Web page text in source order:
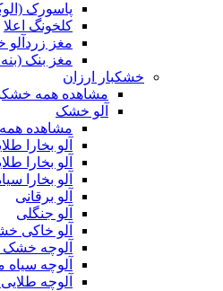
پاسورک
کلخونگ اعلا
مغز
مغز بنک
خشکبار ارزان
مشاهده همه
آلو خشک
مشاهده
آلو بخارا
آلو بخارا
آلو بخارا
آلو برقانی
آلو جنگلی
آلو خاکی
آلوچه خشک
آلوچه سیاه
آلوچه